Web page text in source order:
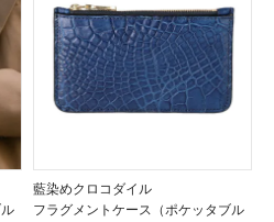
藍染めクロコダイル
フラグメントケース（ポケッタブル